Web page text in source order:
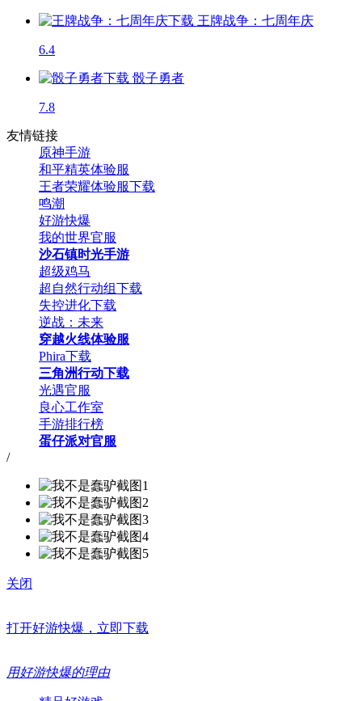
王牌战争：七周年庆
6.4
骰子勇者
7.8
友情链接
原神手游
和平精英体验服
王者荣耀体验服下载
鸣潮
好游快爆
我的世界官服
沙石镇时光手游
超级鸡马
超自然行动组下载
失控进化下载
逆战：未来
穿越火线体验服
Phira下载
三角洲行动下载
光遇官服
良心工作室
手游排行榜
蛋仔派对官服
/
关闭
打开好游快爆，立即下载
用好游快爆的理由